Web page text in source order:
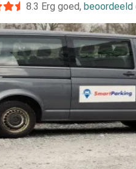
8.3 Erg goed, beoordeeld